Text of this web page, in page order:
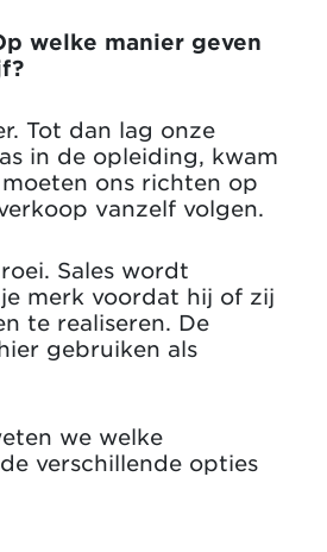
welke manier geven
Tot dan lag onze
in de opleiding, kwam
ons richten op
vanzelf volgen.
Sales wordt
merk voordat hij of zij
te realiseren. De
gebruiken als
we welke
verschillende opties